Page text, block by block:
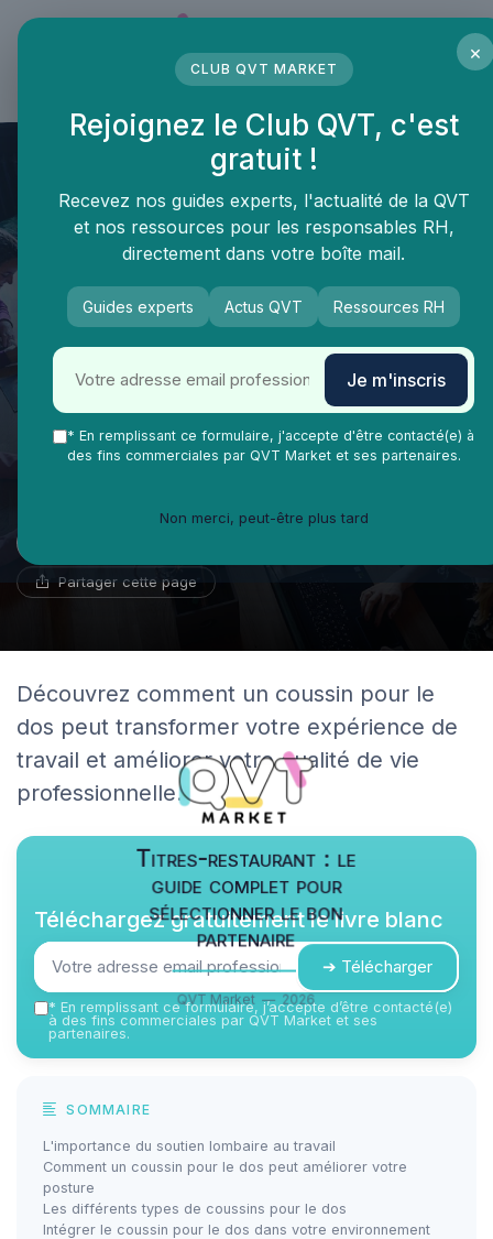
QVT Market Bien-être employés
Améliorez votre bien-être au
travail avec un coussin pour le
Partager cette page
Découvrez comment un coussin pour le
dos peut transformer votre expérience de
travail et améliorer votre qualité de vie
professionnelle.
Titres-restaurant : le
guide complet pour
sélectionner le bon
partenaire
QVT Market — 2026
Téléchargez gratuitement le livre blanc
➔ Télécharger
* En remplissant ce formulaire, j’accepte d’être contacté(e)
à des fins commerciales par QVT Market et ses
partenaires.
SOMMAIRE
L'importance du soutien lombaire au travail
Comment un coussin pour le dos peut améliorer votre
posture
Les différents types de coussins pour le dos
Intégrer le coussin pour le dos dans votre environnement
×
CLUB QVT MARKET
Rejoignez le Club QVT, c'est
gratuit !
Recevez nos guides experts, l'actualité de la QVT
et nos ressources pour les responsables RH,
directement dans votre boîte mail.
Guides experts Actus QVT Ressources RH
Je m'inscris
* En remplissant ce formulaire, j'accepte d'être contacté(e) à
des fins commerciales par QVT Market et ses partenaires.
Non merci, peut-être plus tard
Panneau de gestion des cookies